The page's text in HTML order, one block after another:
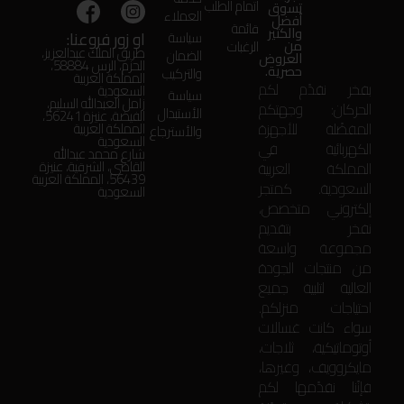
تسوق
أفضل
والكثير
من
العروض
حصرية.
بفخر نقدّم لكم
الحركان: وجهتكم
المفضّلة للأجهزة
الكهربائية في
المملكة العربية
السعودية. كمتجر
إلكتروني متخصص،
نفخر بتقديم
مجموعة واسعة
من منتجات الجودة
العالية لتلبية جميع
احتياجات منزلكم.
سواء كانت غسالات
أوتوماتيكية، ثلاجات،
مايكروويف، وغيرها،
فإنّنا نقدّمها لكم
اتمام الطلب
قائمة
الرغبات
العملاء
سياسة
الضمان
والتركيب
سياسة
الأستبدال
والأسترجاع
او زور فروعنا:
طريق الملك عبدالعزيز،
الحزم، الرس 58884،
المملكة العربية
السعودية
زامل العبدالله السليم،
الفيضة، عنيزة 56241،
المملكة العربية
السعودية
شارع محمد عبدالله
القاضي، الشرقية، عنيزة
56439، المملكة العربية
السعودية